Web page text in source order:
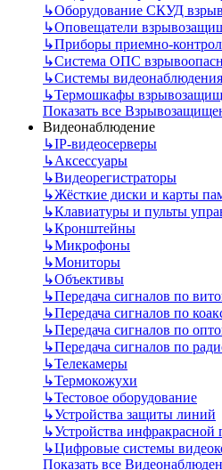
↳Оборудование СКУД
↳Оповещатели
↳Приборы приемно-
↳Система ОПС
↳Системы
↳Термошкафы
Показать все
Видеонаблюдение
↳IP-видеосерверы
↳Аксессуары
↳Видеорегистраторы
↳Жёсткие диски и карты
↳Клавиатуры и пульты
↳Кронштейны
↳Микрофоны
↳Мониторы
↳Объективы
↳Передача сигналов по
↳Передача сигналов по
↳Передача сигналов по
↳Передача сигналов по
↳Телекамеры
↳Термокожухи
↳Тестовое оборудование
↳Устройства защиты линий
↳Устройства инфракрасной
↳Цифровые системы
Показать все